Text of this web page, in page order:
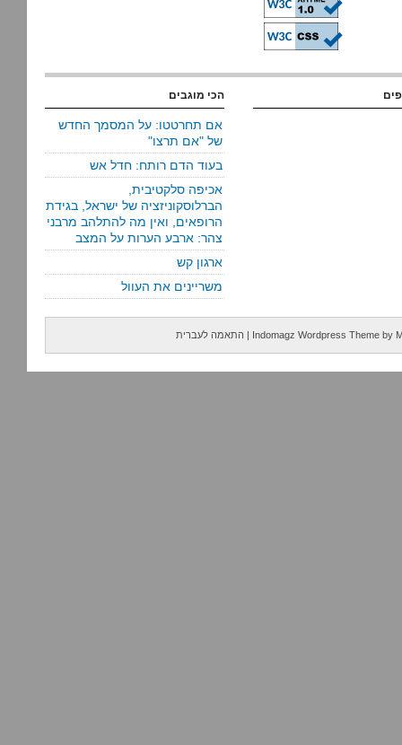
הכי מוגבים
אם תחרטטו: על המסמך החדש
של "אם תרצו"
בעוד הדם רותח: חדל אש
אכיפה סלקטיבית,
הברלוסקוניזציה של ישראל, בגידת
הרופאים, ואין מה להתלהב מרבני
צהר: ארבע הערות על המצב
ארגון קש
משריינים את העוול
Indomagz Wordpress Theme by
| התאמה לעברית